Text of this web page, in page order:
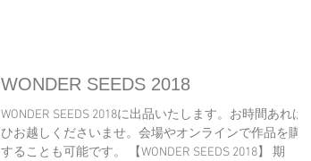
WONDER SEEDS 2018
WONDER SEEDS 2018に出品いたします。お時間あればぜ
ひお越しくださいませ。会場やオンラインで作品を購入
することも可能です。 【WONDER SEEDS 2018】 期